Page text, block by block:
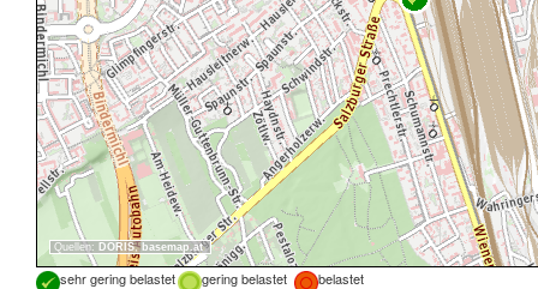
Quellen: DORIS, basemap.at
sehr gering belastet gering belastet
belastet